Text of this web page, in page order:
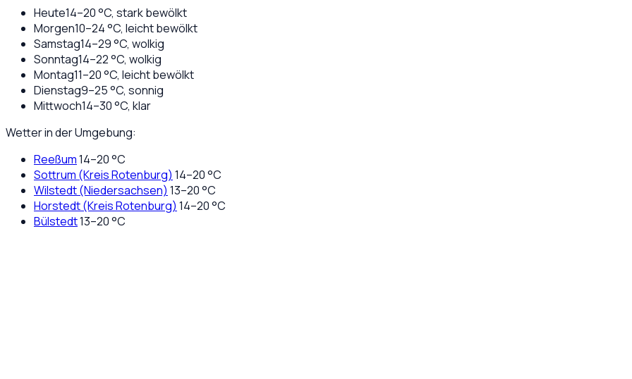
Heute14–20°C, stark bewölkt
Morgen10–24°C, leicht bewölkt
Samstag14–29°C, wolkig
Sonntag14–22°C, wolkig
Montag11–20°C, leicht bewölkt
Dienstag9–25°C, sonnig
Mittwoch14–30°C, klar
Wetter in der Umgebung:
Reeßum14–20°C
Sottrum (Kreis Rotenburg) 14–20°C
Wilstedt (Niedersachsen) 13–20°C
Horstedt (Kreis Rotenburg) 14–20°C
Bülstedt13–20°C